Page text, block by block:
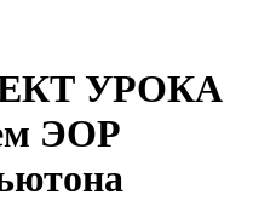
УРОКА
ЭОР